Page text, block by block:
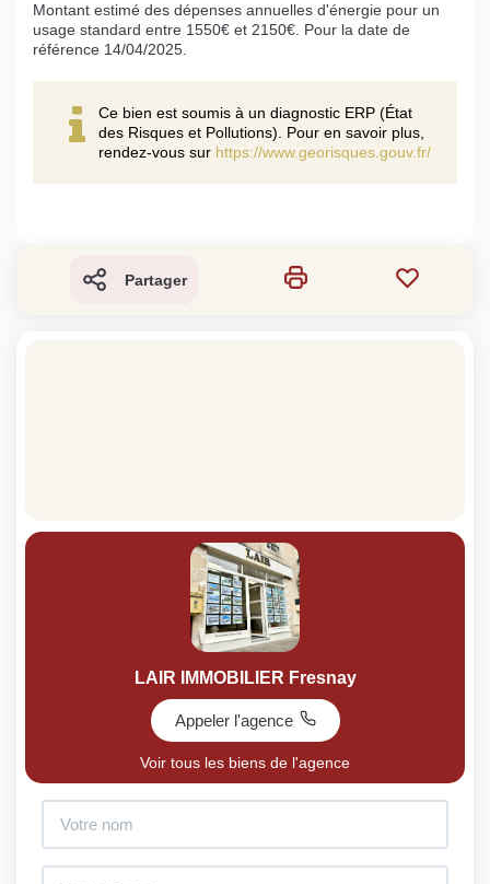
Montant estimé des dépenses annuelles d'énergie pour un
usage standard entre 1550€ et 2150€. Pour la date de
référence 14/04/2025.
Ce bien est soumis à un diagnostic ERP (État
des Risques et Pollutions). Pour en savoir plus,
rendez-vous sur https://www.georisques.gouv.fr/
Partager
LAIR IMMOBILIER Fresnay
Appeler l'agence
Voir tous les biens de l'agence